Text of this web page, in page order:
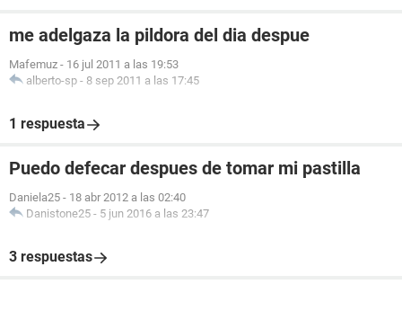
me adelgaza la pildora del dia despue
Mafemuz - 16 jul 2011 a las 19:53
alberto-sp - 8 sep 2011 a las 17:45
1 respuesta
Puedo defecar despues de tomar mi pastilla
Daniela25 - 18 abr 2012 a las 02:40
Danistone25 - 5 jun 2016 a las 23:47
3 respuestas